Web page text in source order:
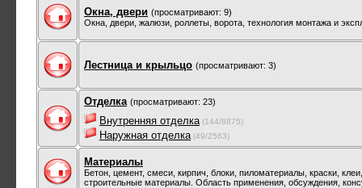
Окна, двери (просматривают: 9)
Окна, двери, жалюзи, роллеты, ворота, технология монтажа и
Лестница и крыльцо (просматривают: 3)
Отделка (просматривают: 23)
Внутренняя отделка (144/8875)
Наружная отделка (49/2563)
Материалы
Бетон, цемент, смеси, кирпич, блоки, пиломатериалы, краски,
строительные материалы. Область применения, обсуждения,